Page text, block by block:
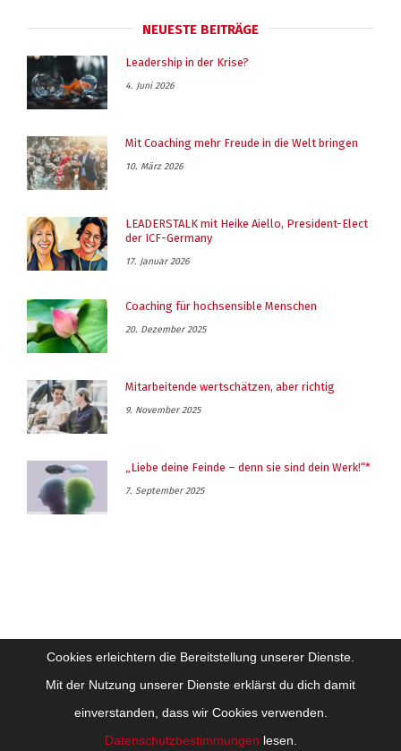
NEUESTE BEITRÄGE
Leadership in der Krise?
4. Juni 2026
Mit Coaching mehr Freude in die Welt bringen
10. März 2026
LEADERSTALK mit Heike Aiello, President-Elect
der ICF-Germany
17. Januar 2026
Coaching für hochsensible Menschen
20. Dezember 2025
Mitarbeitende wertschätzen, aber richtig
9. November 2025
„Liebe deine Feinde – denn sie sind dein Werk!“*
7. September 2025
Cookies erleichtern die Bereitstellung unserer Dienste.
Mit der Nutzung unserer Dienste erklärst du dich damit
einverstanden, dass wir Cookies verwenden.
Datenschutzbestimmungen lesen.